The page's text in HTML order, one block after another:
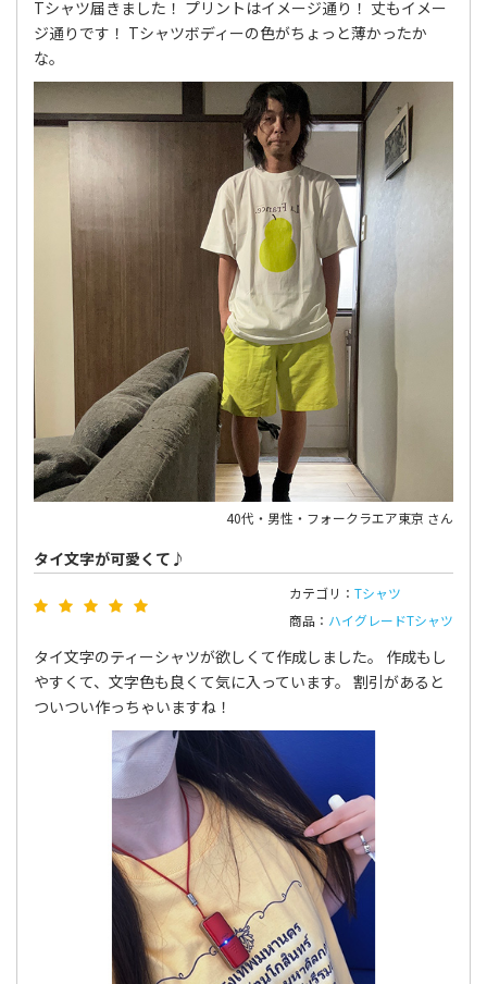
Tシャツ届きました！ プリントはイメージ通り！ 丈もイメー
ジ通りです！ Tシャツボディーの色がちょっと薄かったか
な。
40代・男性・フォークラエア東京 さん
タイ文字が可愛くて♪
カテゴリ： Tシャツ
商品： ハイグレードTシャツ
タイ文字のティーシャツが欲しくて作成しました。 作成もし
やすくて、文字色も良くて気に入っています。 割引があると
ついつい作っちゃいますね！